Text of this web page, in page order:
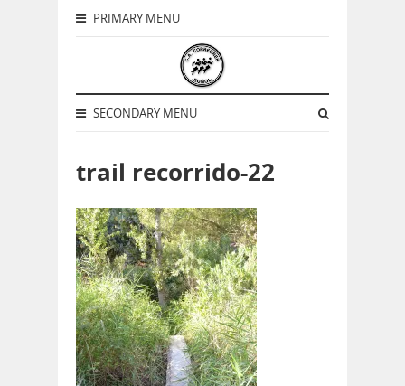
PRIMARY MENU
SECONDARY MENU
trail recorrido-22